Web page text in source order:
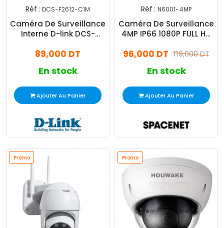
Réf : DCS-F2612-C1M
Caméra De Surveillance
Interne D-link DCS-
89,000 DT
En stock
Ajouter Au Panier
Réf : N6001-4MP
Caméra De Surveillance
4MP IP66 1080P FULL HD
119,000 DT
96,000 DT
En stock
Ajouter Au Panier
Promo Promo